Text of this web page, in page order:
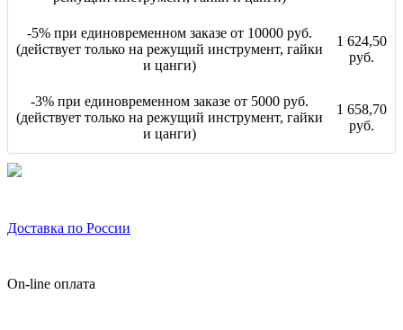
-5% при единовременном заказе от 10000 руб.
(действует только на режущий инструмент, гайки
и цанги)
1 624,50
руб.
-3% при единовременном заказе от 5000 руб.
(действует только на режущий инструмент, гайки
и цанги)
1 658,70
руб.
Доставка по России
On-line оплата